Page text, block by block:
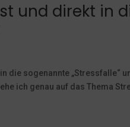
und direkt in
die sogenannte „Stressfalle“
ich genau auf das Thema